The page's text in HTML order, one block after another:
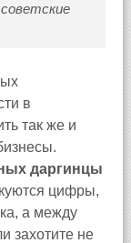
в
так же и
даргинцы
цифры,
а между
захотите не